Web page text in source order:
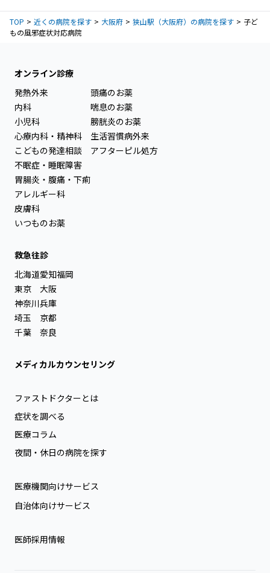
TOP 近くの病院を探す 大阪府 狭山駅（大阪府）の病院を探す
子ど
もの風邪症状対応病院
オンライン診療
発熱外来
内科
小児科
心療内科・精神科
こどもの発達相談
不眠症・睡眠障害
胃腸炎・腹痛・下痢
アレルギー科
皮膚科
いつものお薬
頭痛のお薬
喘息のお薬
膀胱炎のお薬
生活習慣病外来
アフターピル処方
救急往診
北海道
東京
神奈川
埼玉
千葉
愛知
大阪
兵庫
京都
奈良
福岡
メディカルカウンセリング
ファストドクターとは
症状を調べる
医療コラム
夜間・休日の病院を探す
医療機関向けサービス
自治体向けサービス
医師採用情報